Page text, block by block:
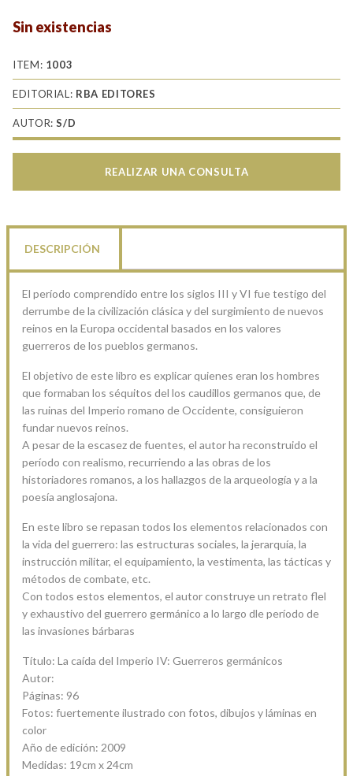
Sin existencias
ITEM: 1003
EDITORIAL: RBA EDITORES
AUTOR:S/D
REALIZAR UNA CONSULTA
DESCRIPCIÓN
El período comprendido entre los siglos III y VI fue testigo del
derrumbe de la civilización clásica y del surgimiento de nuevos
reinos en la Europa occidental basados en los valores
guerreros de los pueblos germanos.
El objetivo de este libro es explicar quienes eran los hombres
que formaban los séquitos del los caudillos germanos que, de
las ruinas del Imperio romano de Occidente, consiguieron
fundar nuevos reinos.
A pesar de la escasez de fuentes, el autor ha reconstruido el
período con realismo, recurriendo a las obras de los
historiadores romanos, a los hallazgos de la arqueología y a la
poesía anglosajona.
En este libro se repasan todos los elementos relacionados con
la vida del guerrero: las estructuras sociales, la jerarquía, la
instrucción militar, el equipamiento, la vestimenta, las tácticas y
métodos de combate, etc.
Con todos estos elementos, el autor construye un retrato flel
y exhaustivo del guerrero germánico a lo largo dle período de
las invasiones bárbaras
Título: La caída del Imperio IV: Guerreros germánicos
Autor:
Páginas: 96
Fotos: fuertemente ilustrado con fotos, dibujos y láminas en
color
Año de edición: 2009
Medidas: 19cm x 24cm